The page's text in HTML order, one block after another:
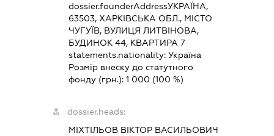
dossier.founderAddressУКРАЇНА,
63503, ХАРКІВСЬКА ОБЛ., МІСТО
ЧУГУЇВ, ВУЛИЦЯ ЛИТВІНОВА,
БУДИНОК 44, КВАРТИРА 7
statements.nationality: Україна
Розмір внеску до статутного
фонду (грн.): 1 000 (100 %)
dossier.heads:
МІХТІЛЬОВ ВІКТОР ВАСИЛЬОВИЧ